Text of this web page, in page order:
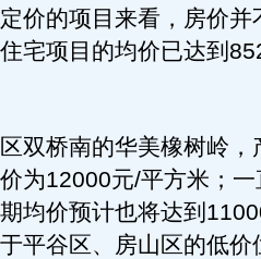
价的项目来看，房价并
宅项目的均价已达到
桥南的华美橡树岭，
为12000元/平方米；
均价预计也将达到
平谷区、房山区的低价